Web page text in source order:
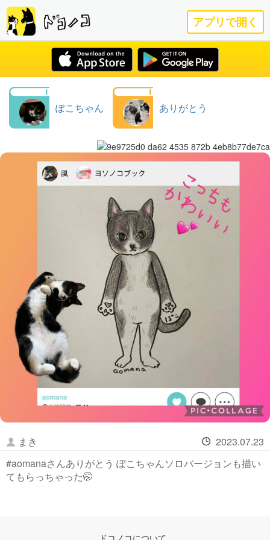
アプリで開く
ぽこちゃん ありがとう
まき
2023.07.23
#aomanaさんありがとう ぽこちゃんソロバージョンも描い
てもらっちゃった🤭